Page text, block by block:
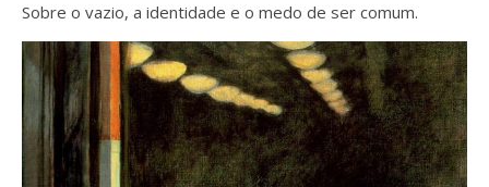
Sobre o vazio, a identidade e o medo de ser comum.